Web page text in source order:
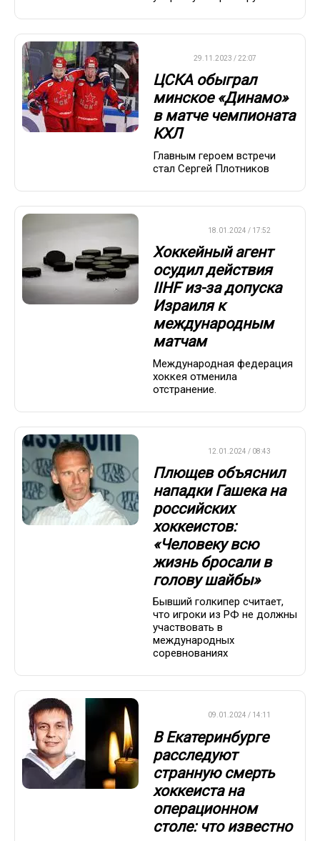
29.11.2023 / 22:07
ЦСКА обыграл
минское «Динамо»
в матче чемпионата
КХЛ
Главным героем встречи
стал Сергей Плотников
18.01.2024 / 17:52
Хоккейный агент
осудил действия
IIHF из-за допуска
Израиля к
международным
матчам
Международная федерация
хоккея отменила
отстранение.
12.01.2024 / 08:43
Плющев объяснил
нападки Гашека на
российских
хоккеистов:
«Человеку всю
жизнь бросали в
голову шайбы»
Бывший голкипер считает,
что игроки из РФ не должны
участвовать в
международных
соревнованиях
09.01.2024 / 14:11
В Екатеринбурге
расследуют
странную смерть
хоккеиста на
операционном
столе: что известно